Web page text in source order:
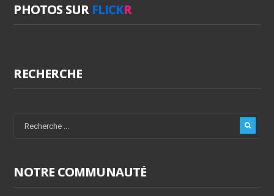
PHOTOS SUR FLICKR
RECHERCHE
NOTRE COMMUNAUTÉ